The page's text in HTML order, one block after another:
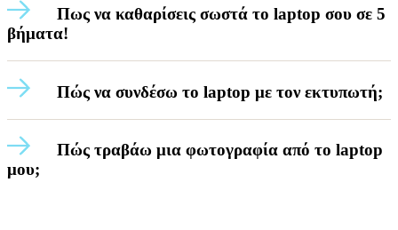
Πως να καθαρίσεις σωστά το laptop σου σε 5
βήματα!
Πώς να συνδέσω το laptop με τον εκτυπωτή;
Πώς τραβάω μια φωτογραφία από το laptop
μου;